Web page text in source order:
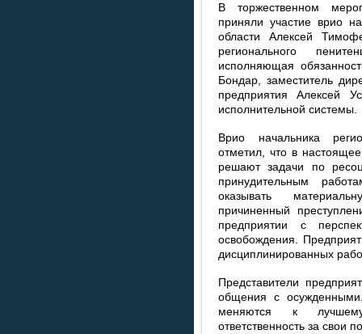
В торжественном
приняли участие врио
области Алексей
регионального
исполняющая
Бондар, заместитель
предприятия Алексей
исполнительной системы.
Врио начальника
отметил, что в
решают задачи по
принудительным
оказывать
причиненный
предприятии с
освобождения.
дисциплинированных
Представители
общения с
меняются к
ответственность за свои